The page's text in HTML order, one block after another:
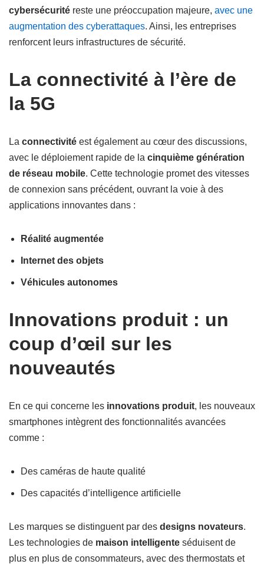
cybersécurité reste une préoccupation majeure, avec une
augmentation des cyberattaques. Ainsi, les entreprises
renforcent leurs infrastructures de sécurité.
La connectivité à l’ère de
la 5G
La connectivité est également au cœur des discussions,
avec le déploiement rapide de la cinquième génération
de réseau mobile. Cette technologie promet des vitesses
de connexion sans précédent, ouvrant la voie à des
applications innovantes dans :
Réalité augmentée
Internet des objets
Véhicules autonomes
Innovations produit : un
coup d’œil sur les
nouveautés
En ce qui concerne les innovations produit, les nouveaux
smartphones intègrent des fonctionnalités avancées
comme :
Des caméras de haute qualité
Des capacités d’intelligence artificielle
Les marques se distinguent par des designs novateurs.
Les technologies de maison intelligente séduisent de
plus en plus de consommateurs, avec des thermostats et